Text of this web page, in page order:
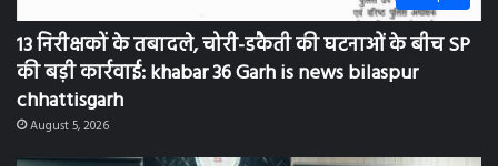
13 निरीक्षकों के तबादले, चोरी-डकैती की घटनाओं के बीच SP
की बड़ी कार्रवाई: khabar 36 Garh is news bilaspur
chhattisgarh
August 5, 2026